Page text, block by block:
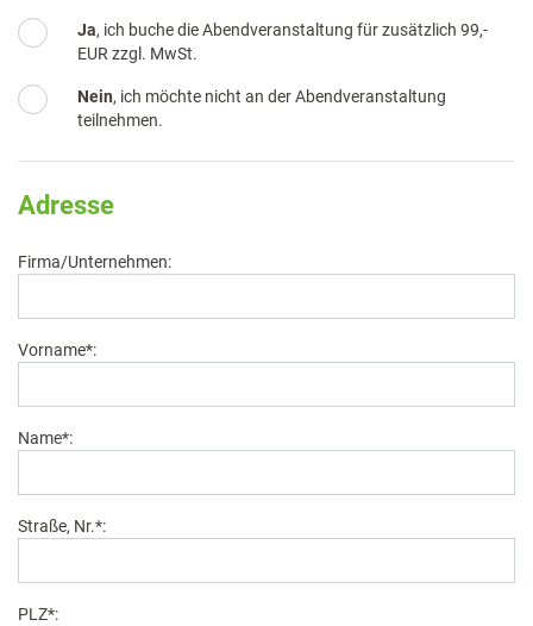
Abendveranstaltung am 23. April 2027
Ja, ich buche die Abendveranstaltung für zusätzlich 99,-
EUR zzgl. MwSt.
Nein, ich möchte nicht an der Abendveranstaltung
teilnehmen.
Adresse
Firma/Unternehmen:
Vorname*:
Name*:
Straße, Nr.*:
PLZ*: